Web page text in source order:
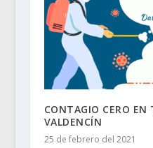
CONTAGIO CERO EN
VALDENCÍN
25 de febrero del 2021